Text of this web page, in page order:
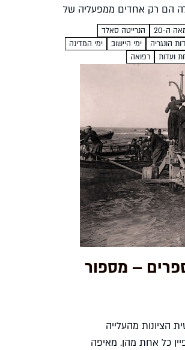
הם רק אחדים ממפעליה של
בעלת השקפה פציפיסטית
ה-20
הנרייטה סאלד
הונגריה ימי היישוב
ימי המדינה
ועֵדות רפואה
– מספור
הציונות מהעלייה
כל אחת מהן. מאיפה